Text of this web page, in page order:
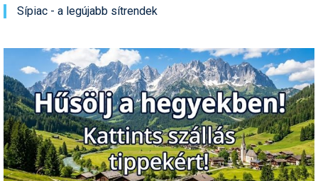
Szótárak
Telemark
Téli sportok
Termékajánló
Történelem
Sípiac - a legújabb sítrendek